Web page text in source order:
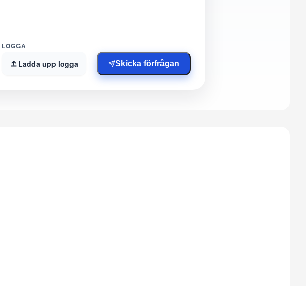
LOGGA
Ladda upp logga Skicka förfrågan